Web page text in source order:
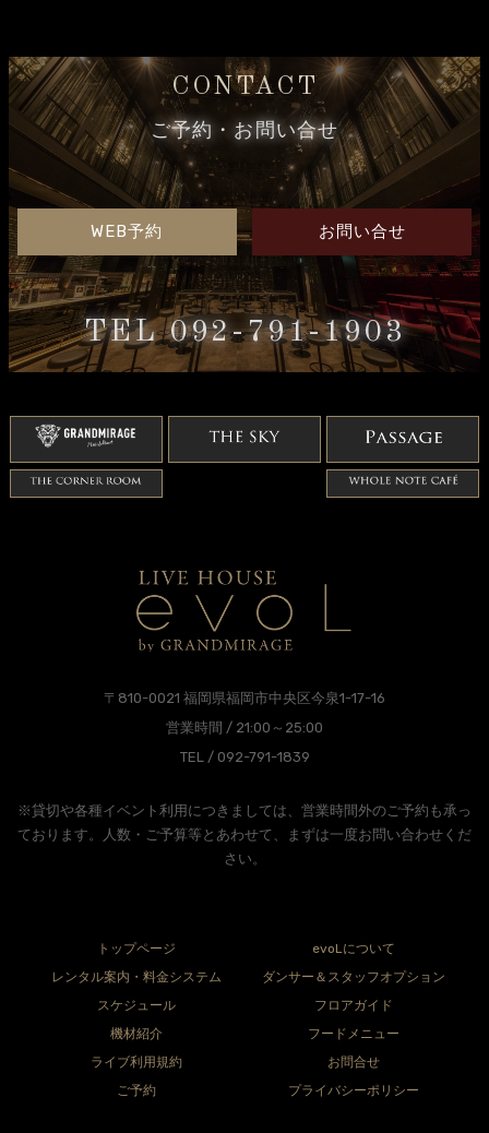
CONTACT
ご予約・お問い合せ
WEB予約 お問い合せ
TEL 092-791-1903
〒810-0021 福岡県福岡市中央区今泉1-17-16
営業時間 / 21:00～25:00
TEL / 092-791-1839
※貸切や各種イベント利用につきましては、営業時間外のご予約も承っ
ております。人数・ご予算等とあわせて、まずは一度お問い合わせくだ
さい。
トップページ
evoLについて
レンタル案内・料金システム
ダンサー＆スタッフオプション
スケジュール
フロアガイド
機材紹介
フードメニュー
ライブ利用規約
お問合せ
ご予約
プライバシーポリシー